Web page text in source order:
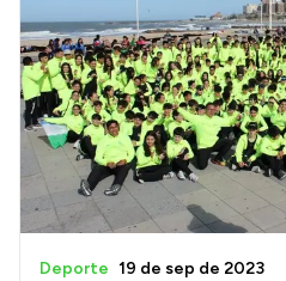
Deporte 19 de sep de 2023